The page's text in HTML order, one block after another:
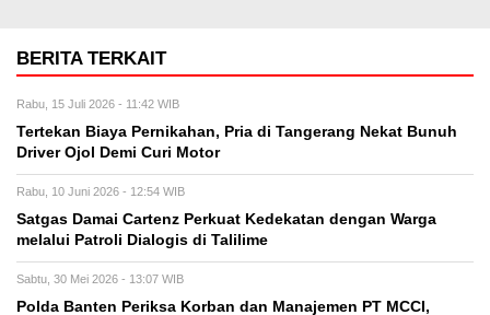
BERITA TERKAIT
Rabu, 15 Juli 2026 - 11:42 WIB
Tertekan Biaya Pernikahan, Pria di Tangerang Nekat Bunuh
Driver Ojol Demi Curi Motor
Rabu, 10 Juni 2026 - 12:54 WIB
Satgas Damai Cartenz Perkuat Kedekatan dengan Warga
melalui Patroli Dialogis di Talilime
Sabtu, 30 Mei 2026 - 13:07 WIB
Polda Banten Periksa Korban dan Manajemen PT MCCI,